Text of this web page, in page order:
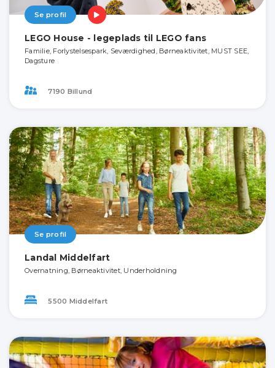
Se profil
LEGO House - legeplads til LEGO fans
Familie, Forlystelsespark, Seværdighed, Børneaktivitet, MUST SEE,
Dagsture
7190 Billund
Se profil
Landal Middelfart
Overnatning, Børneaktivitet, Underholdning
5500 Middelfart